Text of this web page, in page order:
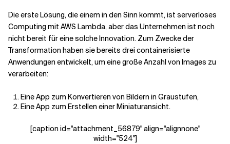
Die erste Lösung, die einem in den Sinn kommt, ist serverloses
Computing mit AWS Lambda, aber das Unternehmen ist noch
nicht bereit für eine solche Innovation. Zum Zwecke der
Transformation haben sie bereits drei containerisierte
Anwendungen entwickelt, um eine große Anzahl von Images zu
verarbeiten:
Eine App zum Konvertieren von Bildern in Graustufen,
Eine App zum Erstellen einer Miniaturansicht.
[caption id="attachment_56879" align="alignnone"
width="524"]